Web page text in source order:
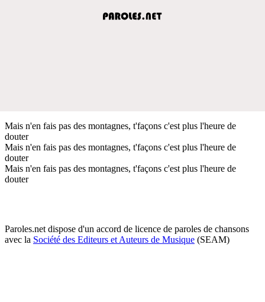
Mais n'en fais pas des montagnes, t'façons c'est plus l'heure de
douter
Mais n'en fais pas des montagnes, t'façons c'est plus l'heure de
douter
Mais n'en fais pas des montagnes, t'façons c'est plus l'heure de
douter
Paroles.net dispose d'un accord de licence de paroles de chansons
avec la Société des Editeurs et Auteurs de Musique (SEAM)